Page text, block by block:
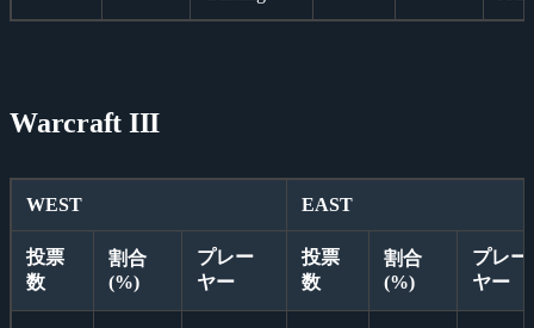
Warcraft III
WEST EAST
投票
数
割合
(%)
プレー
ヤー
投票
数
割合
(%)
プレー
ヤー